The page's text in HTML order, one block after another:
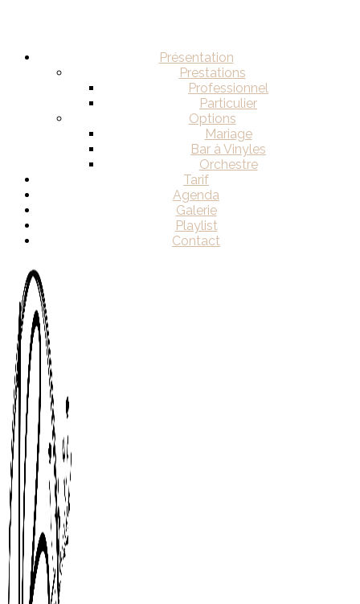
Présentation
Prestations
Professionnel
Particulier
Options
Mariage
Bar à Vinyles
Orchestre
Tarif
Agenda
Galerie
Playlist
Contact